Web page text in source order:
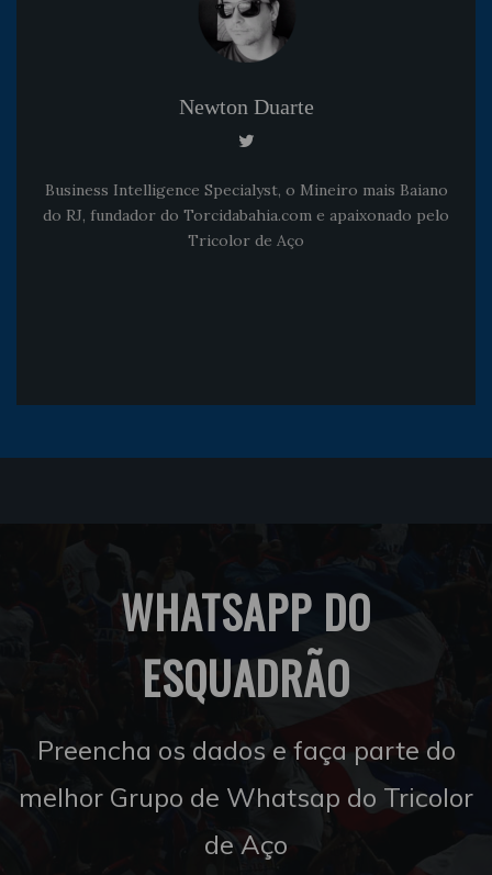
Newton Duarte
Business Intelligence Specialyst, o Mineiro mais Baiano
do RJ, fundador do Torcidabahia.com e apaixonado pelo
Tricolor de Aço
WHATSAPP DO
ESQUADRÃO
Preencha os dados e faça parte do
melhor Grupo de Whatsap do Tricolor
de Aço